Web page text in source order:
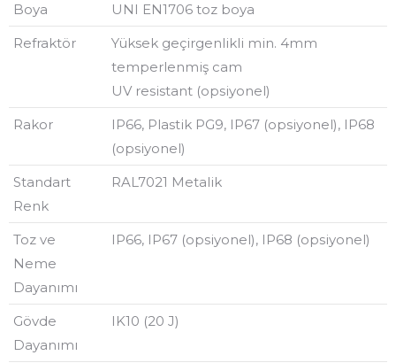
Boya
UNI EN1706 toz boya
Refraktör
Yüksek geçirgenlikli min. 4mm
temperlenmiş cam
UV resistant (opsiyonel)
Rakor
IP66, Plastik PG9, IP67 (opsiyonel), IP68
(opsiyonel)
Standart
Renk
RAL7021 Metalik
Toz ve
Neme
Dayanımı
IP66, IP67 (opsiyonel), IP68 (opsiyonel)
Gövde
Dayanımı
IK10 (20 J)